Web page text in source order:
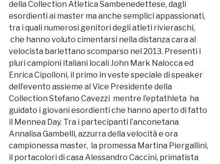
della Collection Atletica Sambenedettese, dagli
esordienti ai master ma anche semplici appassionati,
tra i quali numerosi genitori degli atleti rivieraschi,
che hanno voluto cimentarsi nella distanza cara al
velocista barlettano scomparso nel 2013. Presenti i
pluri campioni italiani locali John Mark Nalocca ed
Enrica Cipolloni, il primo in veste speciale di speaker
dell’evento assieme al Vice Presidente della
Collection Stefano Cavezzi mentre l’eptathleta ha
guidato i giovani esordienti che hanno aperto di fatto
il Mennea Day. Tra i partecipanti l’anconetana
Annalisa Gambelli, azzurra della velocità e ora
campionessa master, la promessa Martina Piergallini,
il portacolori di casa Alessandro Caccini, primatista